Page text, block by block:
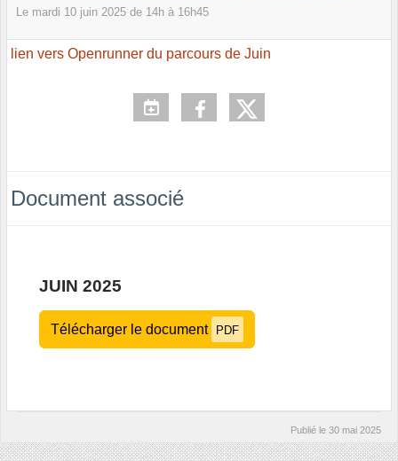
Le mardi 10 juin 2025 de 14h à 16h45
lien vers Openrunner du parcours de Juin
Document associé
JUIN 2025
Télécharger le document PDF
Publié le 30 mai 2025